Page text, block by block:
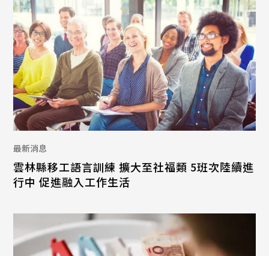
最新消息
雲林縣移工語言訓練 擴大至社福類 5班次陸續進
行中 促進融入工作生活